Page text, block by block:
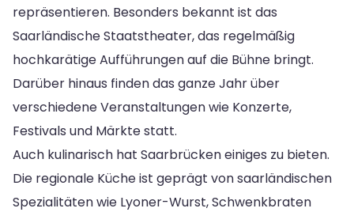
repräsentieren. Besonders bekannt ist das
Saarländische Staatstheater, das regelmäßig
hochkarätige Aufführungen auf die Bühne bringt.
Darüber hinaus finden das ganze Jahr über
verschiedene Veranstaltungen wie Konzerte,
Festivals und Märkte statt.
Auch kulinarisch hat Saarbrücken einiges zu bieten.
Die regionale Küche ist geprägt von saarländischen
Spezialitäten wie Lyoner-Wurst, Schwenkbraten